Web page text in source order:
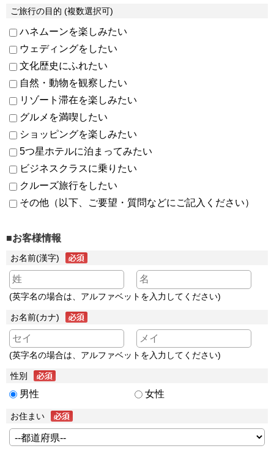
ご旅行の目的 (複数選択可)
ハネムーンを楽しみたい
ウェディングをしたい
文化歴史にふれたい
自然・動物を観察したい
リゾート滞在を楽しみたい
グルメを満喫したい
ショッピングを楽しみたい
5つ星ホテルに泊まってみたい
ビジネスクラスに乗りたい
クルーズ旅行をしたい
その他（以下、ご要望・質問などにご記入ください）
■お客様情報
お名前(漢字)
(英字名の場合は、アルファベットを入力してください)
お名前(カナ)
(英字名の場合は、アルファベットを入力してください)
性別
男性 女性
お住まい